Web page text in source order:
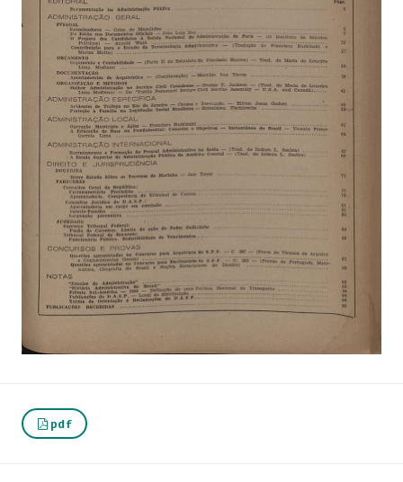
pdf